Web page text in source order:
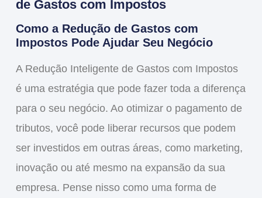
de Gastos com Impostos
Como a Redução de Gastos com
Impostos Pode Ajudar Seu Negócio
A Redução Inteligente de Gastos com Impostos
é uma estratégia que pode fazer toda a diferença
para o seu negócio. Ao otimizar o pagamento de
tributos, você pode liberar recursos que podem
ser investidos em outras áreas, como marketing,
inovação ou até mesmo na expansão da sua
empresa. Pense nisso como uma forma de